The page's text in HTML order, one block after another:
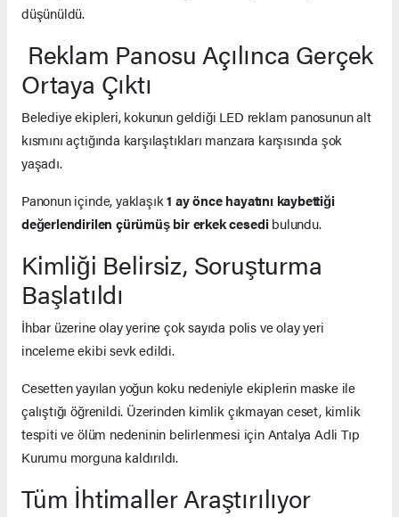
düşünüldü.
Reklam Panosu Açılınca Gerçek
Ortaya Çıktı
Belediye ekipleri, kokunun geldiği LED reklam panosunun alt
kısmını açtığında karşılaştıkları manzara karşısında şok
yaşadı.
Panonun içinde, yaklaşık1 ay önce hayatını kaybettiği
değerlendirilen çürümüş bir erkek cesedibulundu.
Kimliği Belirsiz, Soruşturma
Başlatıldı
İhbar üzerine olay yerine çok sayıda polis ve olay yeri
inceleme ekibi sevk edildi.
Cesetten yayılan yoğun koku nedeniyle ekiplerin maske ile
çalıştığı öğrenildi. Üzerinden kimlik çıkmayan ceset, kimlik
tespiti ve ölüm nedeninin belirlenmesi için Antalya Adli Tıp
Kurumu morguna kaldırıldı.
Tüm İhtimaller Araştırılıyor